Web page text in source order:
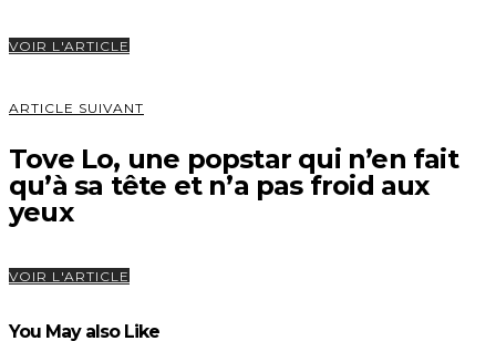
VOIR L'ARTICLE
ARTICLE SUIVANT
Tove Lo, une popstar qui n’en fait
qu’à sa tête et n’a pas froid aux
yeux
VOIR L'ARTICLE
You May also Like